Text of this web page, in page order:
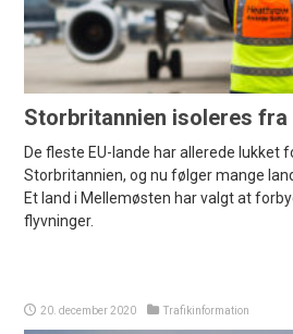
Storbritannien isoleres
De fleste EU-lande har allerede lukket
Storbritannien, og nu følger mange
Et land i Mellemøsten har valgt at
flyvninger.
20. december 2020 Trafikinformation